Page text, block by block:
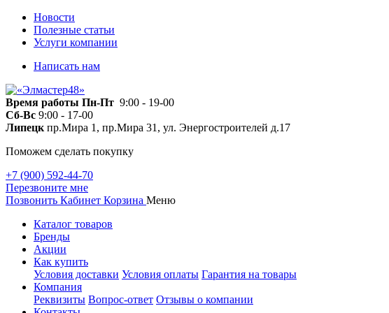
Новости
Полезные статьи
Услуги компании
Написать нам
Время работы Пн-Пт 9:00 - 19-00
Сб-Вс 9:00 - 17-00
Липецк пр.Мира 1, пр.Мира 31, ул. Энергостроителей д.17
Поможем сделать покупку
+7 (900) 592-44-70
Перезвоните мне
Позвонить Кабинет Корзина Меню
Каталог товаров
Бренды
Акции
Как купить
Условия доставки Условия оплаты Гарантия на товары
Компания
Реквизиты Вопрос-ответ Отзывы о компании